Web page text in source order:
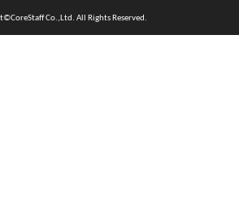
Co.,Ltd. All Rights Reserved.